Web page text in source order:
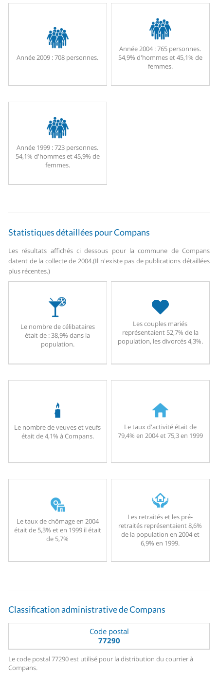
Année 2009 :708 personnes.
Année 2004 :765 personnes.
54,9% d'hommes et 45,1% de
femmes.
Année 1999 :723 personnes.
54,1% d'hommes et 45,9% de
femmes.
Statistiques détaillées pour Compans
Les résultats affichés ci dessous pour la commune de Compans
datent de la collecte de 2004.(Il n'existe pas de publications détaillées
plus récentes.)
Le nombre de célibataires
était de : 38,9% dans la
population.
Les couples mariés
représentaient 52,7% de la
population, les divorcés 4,3%.
Le nombre de veuves et veufs
était de 4,1% à Compans.
Le taux d'activité était de
79,4% en 2004 et 75,3 en 1999
Le taux de chômage en 2004
était de 5,3% et en 1999 il était
de 5,7%
Les retraités et les pré-
retraités représentaient 8,6%
de la population en 2004 et
6,9% en 1999.
Classification administrative de Compans
Code postal
77290
Le code postal 77290 est utilisé pour la distribution du courrier à
Compans.